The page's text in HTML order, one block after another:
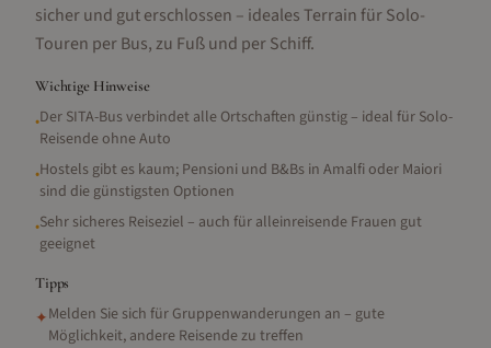
sicher und gut erschlossen – ideales Terrain für Solo-
Touren per Bus, zu Fuß und per Schiff.
Wichtige Hinweise
•Der SITA-Bus verbindet alle Ortschaften günstig – ideal für Solo-
Reisende ohne Auto
•Hostels gibt es kaum; Pensioni und B&Bs in Amalfi oder Maiori
sind die günstigsten Optionen
•Sehr sicheres Reiseziel – auch für alleinreisende Frauen gut
geeignet
Tipps
✦Melden Sie sich für Gruppenwanderungen an – gute
Möglichkeit, andere Reisende zu treffen